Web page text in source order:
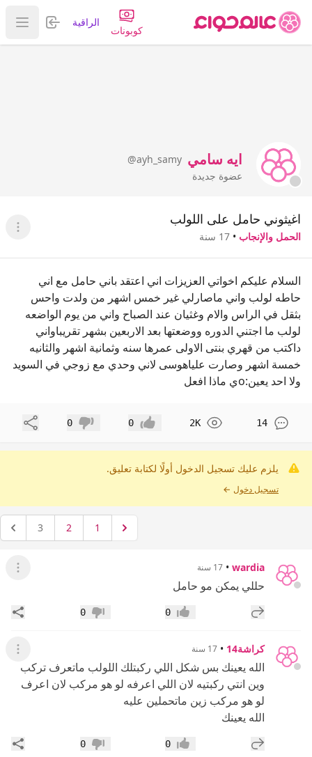
كوبونات
الراقية تسجيل
عرض
ايه سامي @ayh_samy
عضوة جديدة
اغيثوني حامل على اللولب
الحمل والإنجاب • 17 سنة عرض
السلام عليكم اخواتي العزيزات اني اعتقد باني حامل مع اني
حاطه لولب واني ماصارلي غير خمس اشهر من ولدت واحس
بثقل في الراس والام وغثيان عند الصباح واني من يوم الواضعه
لولب ما اجتني الدوره ووضعتها بعد الاربعين بشهر تقريباواني
داكتب من قهري بنتى الاولى عمرها سنه وثمانية اشهر والثانيه
خمسة اشهر وصارت علياهوسى لاني وحدي مع زوجي في السويد
ولا احد يعين:oي ماذا افعل
14
2K إعجاب 0 عدم إعجاب
0 مشاركة
يلزم عليك تسجيل الدخول أولًا لكتابة تعليق.
تسجيل دخول ←
1
2
3
wardia
• 17 سنة عرض
حللي يمكن مو حامل
إضافة رد جديد إعجاب0 عدم إعجاب
0
كراشة14 • 17 سنة عرض
الله يعينك بس شكل اللي ركبتلك اللولب ماتعرف تركب
وين انتي ركبتيه لان اللي اعرفه لو هو مركب لان اعرف
لو هو مركب زين ماتحملين عليه
الله يعينك
إضافة رد جديد إعجاب0 عدم إعجاب
0